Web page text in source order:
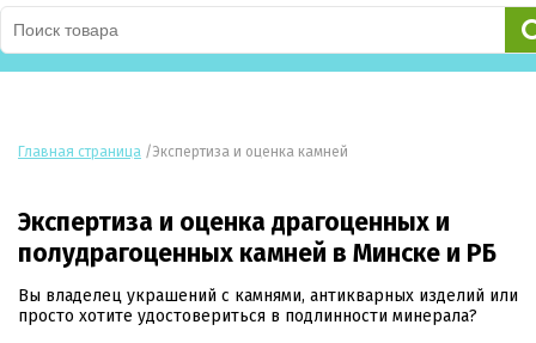
Каталог товаров
Главная страница /Экспертиза и оценка камней
Экспертиза и оценка драгоценных и
полудрагоценных камней в Минске и РБ
Вы владелец украшений с камнями, антикварных изделий или
просто хотите удостовериться в подлинности минерала?